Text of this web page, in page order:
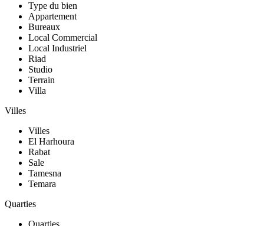
Type du bien
Appartement
Bureaux
Local Commercial
Local Industriel
Riad
Studio
Terrain
Villa
Villes
Villes
El Harhoura
Rabat
Sale
Tamesna
Temara
Quarties